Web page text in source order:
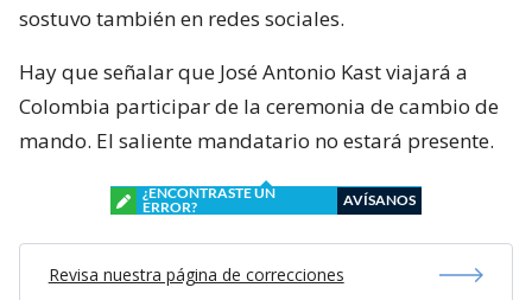
sostuvo también en redes sociales.
Hay que señalar que José Antonio Kast viajará a
Colombia participar de la ceremonia de cambio de
mando. El saliente mandatario no estará presente.
¿ENCONTRASTE UN
ERROR?
AVÍSANOS
Revisa nuestra página de correcciones